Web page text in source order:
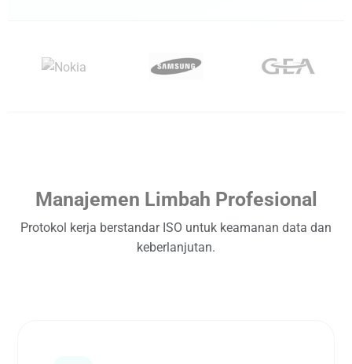
Manajemen Limbah Profesional
Protokol kerja berstandar ISO untuk keamanan data dan
keberlanjutan.